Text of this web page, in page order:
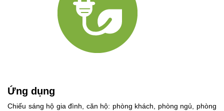
Ứng dụng
Chiếu sáng hộ gia đình, căn hộ: phòng khách, phòng ngủ, phòng